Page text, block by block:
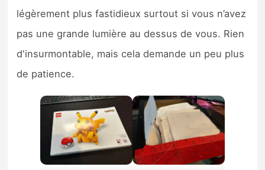
légèrement plus fastidieux surtout si vous n’avez
pas une grande lumière au dessus de vous. Rien
d'insurmontable, mais cela demande un peu plus
de patience.